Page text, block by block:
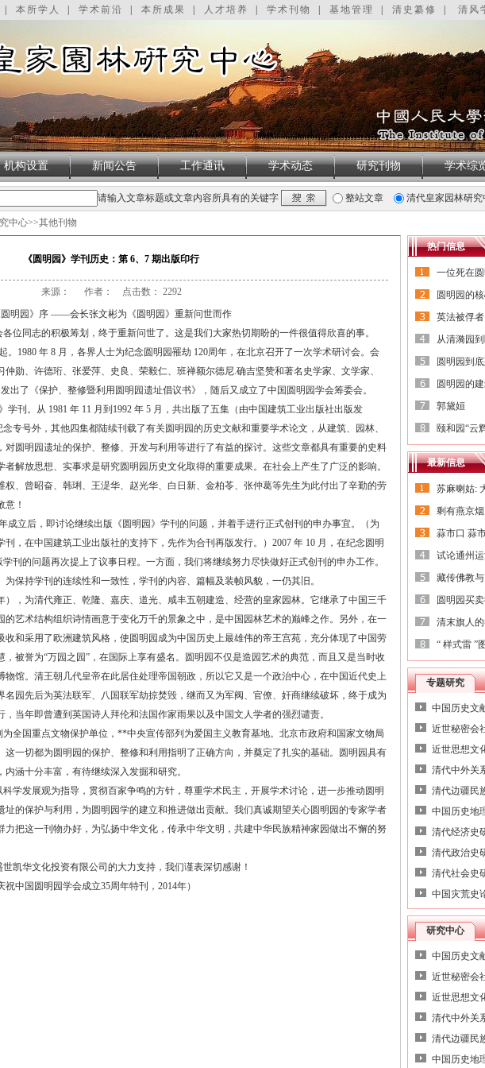
本所学人 学术前沿 本所成果 人才培养 学术刊物 基地管理 清史纂修 清风
机构设置 新闻公告 工作通讯 学术动态 研究刊物 学术综
轮播图
请输入文章标题或文章内容所具有的关键字 整站文章 清代皇家园林研究
中心>>其他刊物
《圆明园》学刊历史：第 6、7 期出版印行
来源： 作者： 点击数： 2292
圆明园》序 ——会长张文彬为《圆明园》重新问世而作
位同志的积极筹划，终于重新问世了。这是我们大家热切期盼的一件很值得欣喜的事。
。1980 年 8 月，各界人士为纪念圆明园罹劫 120周年，在北京召开了一次学术研讨会。会
勋、许德珩、张爱萍、史良、荣毅仁、班禅额尔德尼.确吉坚赞和著名史学家、文学家、
出了《保护、整修暨利用圆明园遗址倡议书》，随后又成立了中国圆明园学会筹委会。
学刊。从 1981 年 11 月到1992 年 5 月，共出版了五集（由中国建筑工业出版社出版发
专号外，其他四集都陆续刊载了有关圆明园的历史文献和重要学术论文，从建筑、园林、
对圆明园遗址的保护、整修、开发与利用等进行了有益的探讨。这些文章都具有重要的史料
解放思想、实事求是研究圆明园历史文化取得的重要成果。在社会上产生了广泛的影响。
、曾昭奋、韩琍、王湜华、赵光华、白日新、金柏苓、张仲葛等先生为此付出了辛勤的劳
意！
成立后，即讨论继续出版《圆明园》学刊的问题，并着手进行正式创刊的申办事宜。（为
，在中国建筑工业出版社的支持下，先作为合刊再版发行。）2007 年 10 月，在纪念圆明
刊的问题再次提上了议事日程。一方面，我们将继续努力尽快做好正式创刊的申办工作。
保持学刊的连续性和一致性，学刊的内容、篇幅及装帧风貌，一仍其旧。
），为清代雍正、乾隆、嘉庆、道光、咸丰五朝建造、经营的皇家园林。它继承了中国三千
的艺术结构组织诗情画意于变化万千的景象之中，是中国园林艺术的巅峰之作。另外，在一
和采用了欧洲建筑风格，使圆明园成为中国历史上最雄伟的帝王宫苑，充分体现了中国劳
被誉为“万园之园”，在国际上享有盛名。圆明园不仅是造园艺术的典范，而且又是当时收
馆。清王朝几代皇帝在此居住处理帝国朝政，所以它又是一个政治中心，在中国近代史上
园先后为英法联军、八国联军劫掠焚毁，继而又为军阀、官僚、奸商继续破坏，终于成为
当年即曾遭到英国诗人拜伦和法国作家雨果以及中国文人学者的强烈谴责。
全国重点文物保护单位，**中央宣传部列为爱国主义教育基地。北京市政府和国家文物局
一切都为圆明园的保护、整修和利用指明了正确方向，并奠定了扎实的基础。圆明园具有
涵十分丰富，有待继续深入发掘和研究。
学发展观为指导，贯彻百家争鸣的方针，尊重学术民主，开展学术讨论，进一步推动圆明
址的保护与利用，为圆明园学的建立和推进做出贡献。我们真诚期望关心圆明园的专家学者
把这一刊物办好，为弘扬中华文化，传承中华文明，共建中华民族精神家园做出不懈的努
凯华文化投资有限公司的大力支持，我们谨表深切感谢！
中国圆明园学会成立35周年特刊，2014年）
热门信息
一位死在
圆明园的
英法被俘
从清漪园
圆明园到
圆明园的
郭黛姮
颐和园“云
最新信息
苏麻喇姑:
剩有燕京
蒜市口 蒜
试论通州
藏传佛教
圆明园买
清末旗人
“ 样式雷 ”
专题研究
中国历史文
近世秘密会
近世思想文
清代中外关
清代边疆民
中国历史地
清代经济史
清代政治史
清代社会史
中国灾荒史
研究中心
中国历史文
近世秘密会
近世思想文
清代中外关
清代边疆民
中国历史地